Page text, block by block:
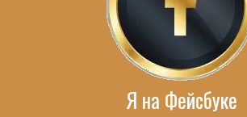
Я на Фейсбуке